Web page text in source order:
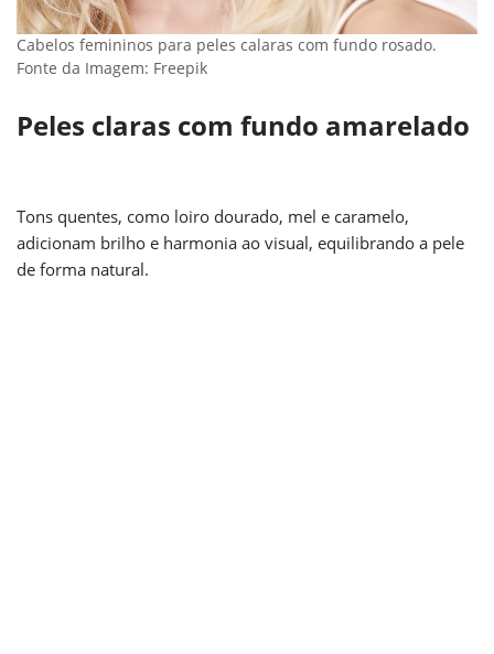
Cabelos femininos para peles calaras com fundo rosado.
Fonte da Imagem: Freepik
Peles claras com fundo amarelado
Tons quentes, como loiro dourado, mel e caramelo,
adicionam brilho e harmonia ao visual, equilibrando a pele
de forma natural.